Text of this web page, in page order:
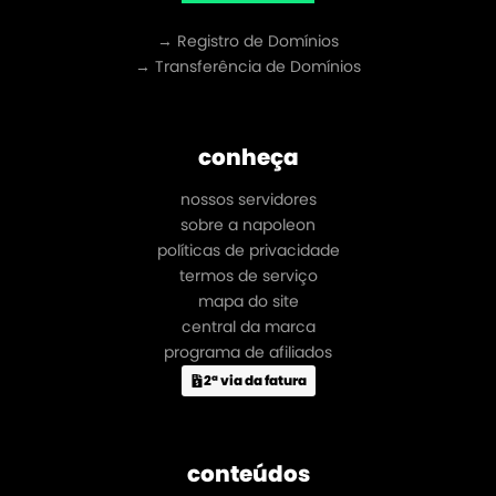
→ Registro de Domínios
→ Transferência de Domínios
conheça
nossos servidores
sobre a napoleon
políticas de privacidade
termos de serviço
mapa do site
central da marca
programa de afiliados
2ª via da fatura
conteúdos